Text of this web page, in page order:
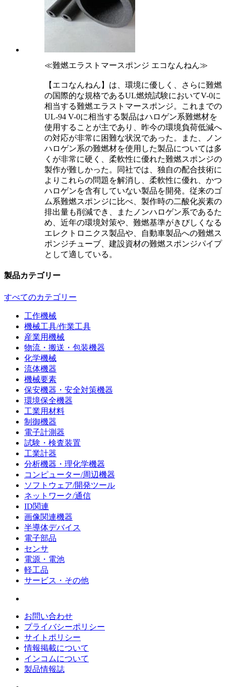
≪難燃エラストマースポンジ エコなんねん≫
【エコなんねん】は、環境に優しく、さらに難燃
の国際的な規格であるUL燃焼試験においてV-0に
相当する難燃エラストマースポンジ。これまでの
UL-94 V-0に相当する製品はハロゲン系難燃材を
使用することが主であり、昨今の環境負荷低減へ
の対応が非常に困難な状況であった。また、ノン
ハロゲン系の難燃材を使用した製品については多
くが非常に硬く、柔軟性に優れた難燃スポンジの
製作が難しかった。同社では、独自の配合技術に
よりこれらの問題を解消し、柔軟性に優れ、かつ
ハロゲンを含有していない製品を開発。従来のゴ
ム系難燃スポンジに比べ、製作時の二酸化炭素の
排出量も削減でき、またノンハロゲン系であるた
め、近年の環境対策や、難燃基準がきびしくなる
エレクトロニクス製品や、自動車製品への難燃ス
ポンジチューブ、建設資材の難燃スポンジパイプ
として適している。
製品カテゴリー
すべてのカテゴリー
工作機械
機械工具/作業工具
産業用機械
物流・搬送・包装機器
化学機械
流体機器
機械要素
保安機器・安全対策機器
環境保全機器
工業用材料
制御機器
電子計測器
試験・検査装置
工業計器
分析機器・理化学機器
コンピューター/周辺機器
ソフトウェア/開発ツール
ネットワーク/通信
ID関連
画像関連機器
半導体デバイス
電子部品
センサ
電源・電池
軽工品
サービス・その他
お問い合わせ
プライバシーポリシー
サイトポリシー
情報掲載について
インコムについて
製品情報誌